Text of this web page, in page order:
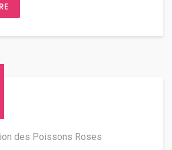
des Poissons Roses